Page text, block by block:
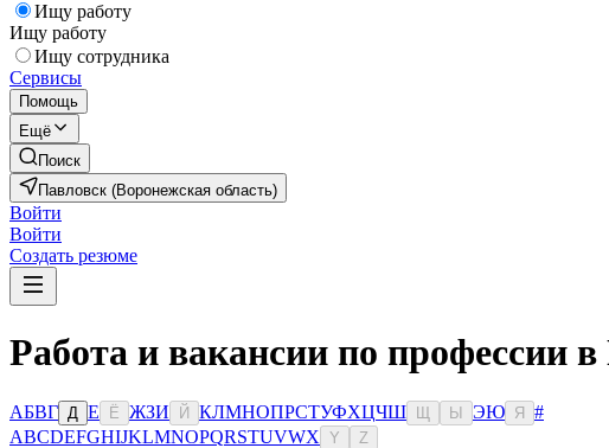
Ищу работу
Ищу работу
Ищу сотрудника
Сервисы
Помощь
Ещё
Поиск
Павловск (Воронежская область)
Войти
Войти
Создать резюме
Работа и вакансии по профессии
АБВГ Д Е Ё ЖЗИ Й КЛМНОПРСТУФХЦЧШ Ы ЭЮ Я
#
ABCDEFGHIJKLMNOPQRSTUVWX Y Z